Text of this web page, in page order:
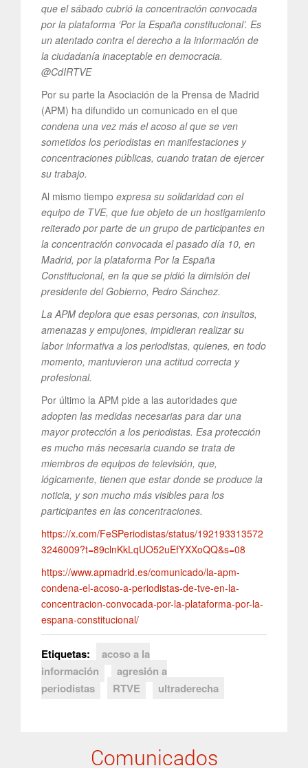
que el sábado cubrió la concentración convocada
por la plataforma ‘Por la España constitucional’. Es
un atentado contra el derecho a la información de
la ciudadanía inaceptable en democracia.
@CdIRTVE
Por su parte la Asociación de la Prensa de Madrid
(APM) ha difundido un comunicado en el que
condena una vez más el acoso al que se ven
sometidos los periodistas en manifestaciones y
concentraciones públicas, cuando tratan de ejercer
su trabajo.
Al mismo tiempo expresa su solidaridad con el
equipo de TVE, que fue objeto de un hostigamiento
reiterado por parte de un grupo de participantes en
la concentración convocada el pasado día 10, en
Madrid, por la plataforma Por la España
Constitucional, en la que se pidió la dimisión del
presidente del Gobierno, Pedro Sánchez.
La APM deplora que esas personas, con insultos,
amenazas y empujones, impidieran realizar su
labor informativa a los periodistas, quienes, en todo
momento, mantuvieron una actitud correcta y
profesional.
Por último la APM pide a las autoridades que
adopten las medidas necesarias para dar una
mayor protección a los periodistas. Esa protección
es mucho más necesaria cuando se trata de
miembros de equipos de televisión, que,
lógicamente, tienen que estar donde se produce la
noticia, y son mucho más visibles para los
participantes en las concentraciones.
https://x.com/FeSPeriodistas/status/192193313572
3246009?t=89clnKkLqUO52uEfYXXoQQ&s=08
https://www.apmadrid.es/comunicado/la-apm-
condena-el-acoso-a-periodistas-de-tve-en-la-
concentracion-convocada-por-la-plataforma-por-la-
espana-constitucional/
Etiquetas:
acoso a la
información
agresión a
periodistas
RTVE ultraderecha
Comunicados